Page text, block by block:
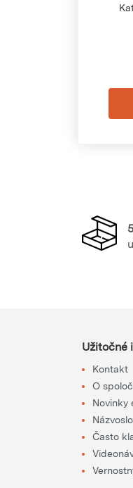
Užitočné
Kontakt
O
Novinky
Často